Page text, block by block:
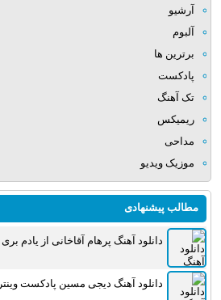
آرشیو
آلبوم
برترین ها
پادکست
تک آهنگ
ریمیکس
مداحی
موزیک ویدیو
مطالب پیشنهادی
دانلود آهنگ پرهام آقاخانی از یادم بری
دانلود آهنگ دیجی مسین پادکست وینتر